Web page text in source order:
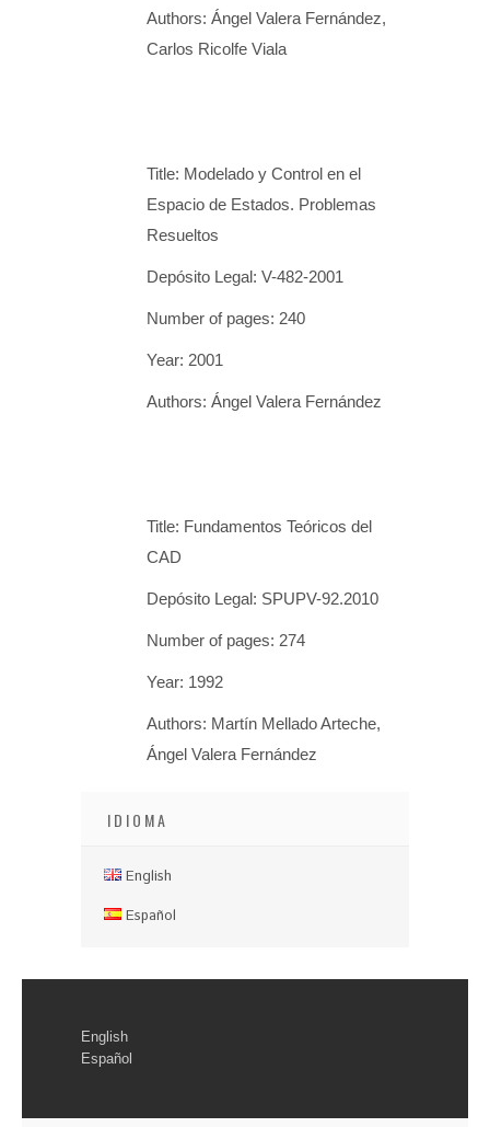
Authors: Ángel Valera Fernández,
Carlos Ricolfe Viala
Title: Modelado y Control en el
Espacio de Estados. Problemas
Resueltos
Depósito Legal: V-482-2001
Number of pages: 240
Year: 2001
Authors: Ángel Valera Fernández
Title: Fundamentos Teóricos del
CAD
Depósito Legal: SPUPV-92.2010
Number of pages: 274
Year: 1992
Authors: Martín Mellado Arteche,
Ángel Valera Fernández
IDIOMA
English
Español
English
Español